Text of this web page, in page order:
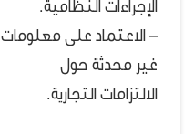
الإجراءات النظامية.
– الاعتماد على معلومات
غير محدثة حول
الالتزامات التجارية.